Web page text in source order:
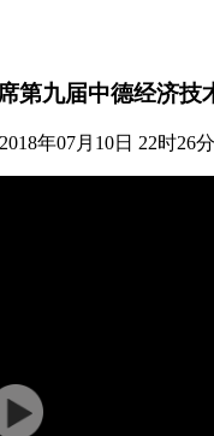
第九届中德经济技
年07月10日 22时